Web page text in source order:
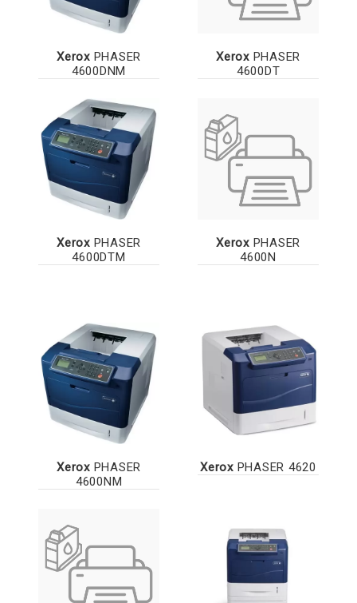
XeroxPHASER
4600DNM
XeroxPHASER
4600DT
XeroxPHASER
4600DTM
XeroxPHASER
4600N
XeroxPHASER
4600NM
XeroxPHASER 4620